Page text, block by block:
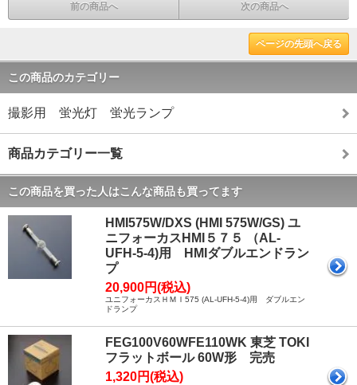
前の商品へ 次の商品へ
ページの先頭へ戻る
この商品のカテゴリー
撮影用 蛍光灯 蛍光ランプ
商品カテゴリー一覧
この商品を買った人はこんな商品も買ってます
HMI575W/DXS (HMI 575W/GS) ユ
ニフォーカスHMI５７５ （AL-
UFH-5-4)用 HMIダブルエンドラン
プ
20,900円(税込)
ユニフォーカスＨＭＩ575 (AL-UFH-5-4)用 ダブルエン
ドランプ
FEG100V60WFE110WK 東芝 TOKI
フラットボール 60W形 完売
1,320円(税込)